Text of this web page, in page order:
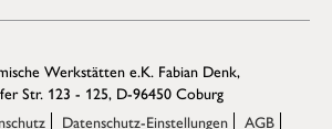
Werkstätten e.K. Fabian Denk,
Str. 123 - 125, D-96450 Coburg
Datenschutz-Einstellungen AGB